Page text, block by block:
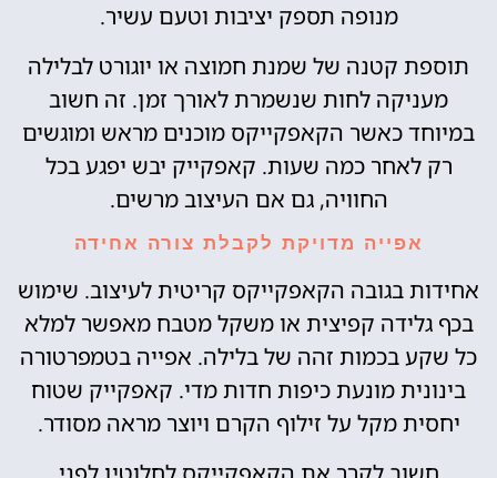
מנופה תספק יציבות וטעם עשיר.
תוספת קטנה של שמנת חמוצה או יוגורט לבלילה
מעניקה לחות שנשמרת לאורך זמן. זה חשוב
במיוחד כאשר הקאפקייקס מוכנים מראש ומוגשים
רק לאחר כמה שעות. קאפקייק יבש יפגע בכל
החוויה, גם אם העיצוב מרשים.
אפייה מדויקת לקבלת צורה אחידה
אחידות בגובה הקאפקייקס קריטית לעיצוב. שימוש
בכף גלידה קפיצית או משקל מטבח מאפשר למלא
כל שקע בכמות זהה של בלילה. אפייה בטמפרטורה
בינונית מונעת כיפות חדות מדי. קאפקייק שטוח
יחסית מקל על זילוף הקרם ויוצר מראה מסודר.